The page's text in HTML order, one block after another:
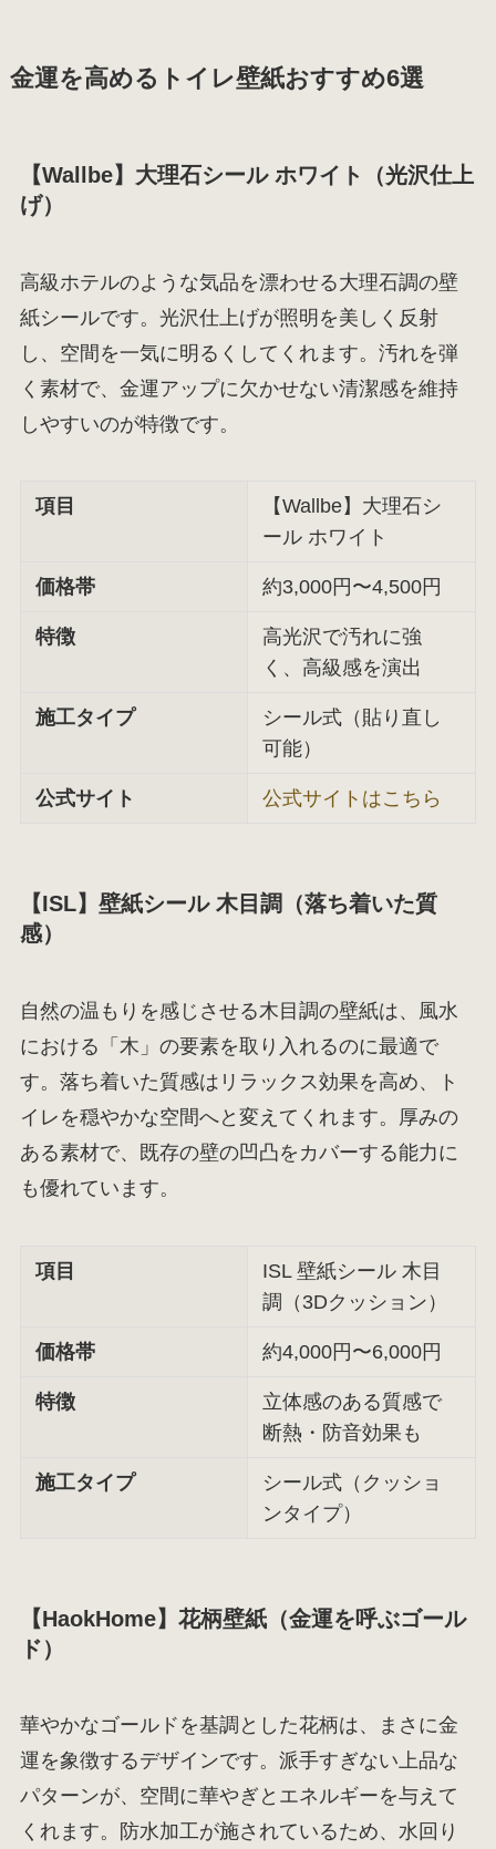
金運を高めるトイレ壁紙おすすめ6選
【Wallbe】大理石シール ホワイト（光沢仕上
げ）
高級ホテルのような気品を漂わせる大理石調の壁
紙シールです。光沢仕上げが照明を美しく反射
し、空間を一気に明るくしてくれます。汚れを弾
く素材で、金運アップに欠かせない清潔感を維持
しやすいのが特徴です。
項目
【Wallbe】大理石シ
ール ホワイト
価格帯 約3,000円〜4,500円
特徴
高光沢で汚れに強
く、高級感を演出
施工タイプ
シール式（貼り直し
可能）
公式サイト 公式サイトはこちら
【ISL】壁紙シール 木目調（落ち着いた質
感）
自然の温もりを感じさせる木目調の壁紙は、風水
における「木」の要素を取り入れるのに最適で
す。落ち着いた質感はリラックス効果を高め、ト
イレを穏やかな空間へと変えてくれます。厚みの
ある素材で、既存の壁の凹凸をカバーする能力に
も優れています。
項目
ISL 壁紙シール 木目
調（3Dクッション）
価格帯 約4,000円〜6,000円
特徴
立体感のある質感で
断熱・防音効果も
施工タイプ
シール式（クッショ
ンタイプ）
【HaokHome】花柄壁紙（金運を呼ぶゴール
ド）
華やかなゴールドを基調とした花柄は、まさに金
運を象徴するデザインです。派手すぎない上品な
パターンが、空間に華やぎとエネルギーを与えて
くれます。防水加工が施されているため、水回り